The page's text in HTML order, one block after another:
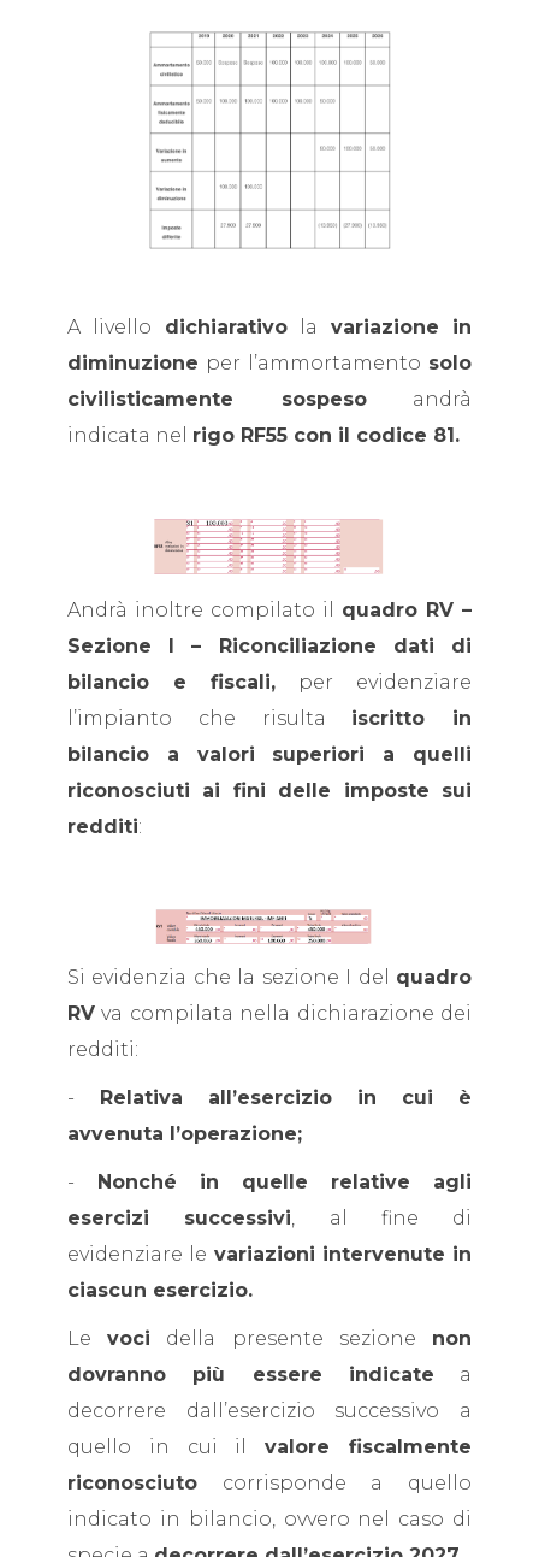
A livello dichiarativola variazione in
diminuzione per l’ammortamento solo
civilisticamente sospesoandrà
indicata nel rigo RF55 con il codice 81.
Andrà inoltre compilato il quadro RV –
Sezione I – Riconciliazione dati di
bilancio e fiscali, per evidenziare
l’impianto che risulta iscritto in
bilancio a valori superiori a quelli
riconosciuti ai fini delle imposte sui
redditi:
Si evidenzia che la sezione I del quadro
RV va compilata nella dichiarazione dei
redditi:
- Relativa all’esercizio in cui è
avvenuta l’operazione;
- Nonché in quelle relative agli
esercizi successivi, al fine di
evidenziare le variazioni intervenute in
ciascun esercizio.
Levoci della presente sezione non
dovranno più essere indicate a
decorrere dall’esercizio successivo a
quello in cui ilvalore fiscalmente
riconosciuto corrisponde a quello
indicato in bilancio, ovvero nel caso di